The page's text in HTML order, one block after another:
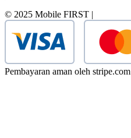
© 2025 Mobile FIRST |
Pembayaran aman oleh stripe.com